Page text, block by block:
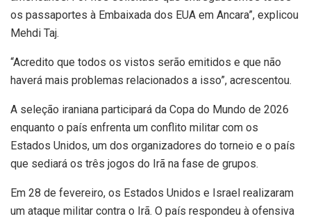
os passaportes à Embaixada dos EUA em Ancara”, explicou
Mehdi Taj.
“Acredito que todos os vistos serão emitidos e que não
haverá mais problemas relacionados a isso”, acrescentou.
A seleção iraniana participará da Copa do Mundo de 2026
enquanto o país enfrenta um conflito militar com os
Estados Unidos, um dos organizadores do torneio e o país
que sediará os três jogos do Irã na fase de grupos.
Em 28 de fevereiro, os Estados Unidos e Israel realizaram
um ataque militar contra o Irã. O país respondeu à ofensiva